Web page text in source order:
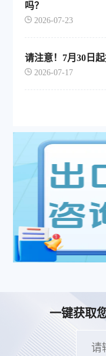
吗？
2026-07-23
请注意！7月30日
2026-07-17
一键获取